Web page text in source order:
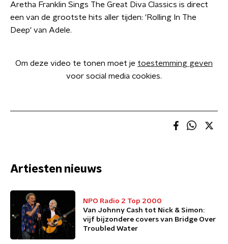
Aretha Franklin Sings The Great Diva Classics is direct
een van de grootste hits aller tijden: 'Rolling In The
Deep' van Adele.
Om deze video te tonen moet je toestemming geven
voor social media cookies.
Artiesten nieuws
NPO Radio 2 Top 2000
Van Johnny Cash tot Nick & Simon:
vijf bijzondere covers van Bridge Over
Troubled Water